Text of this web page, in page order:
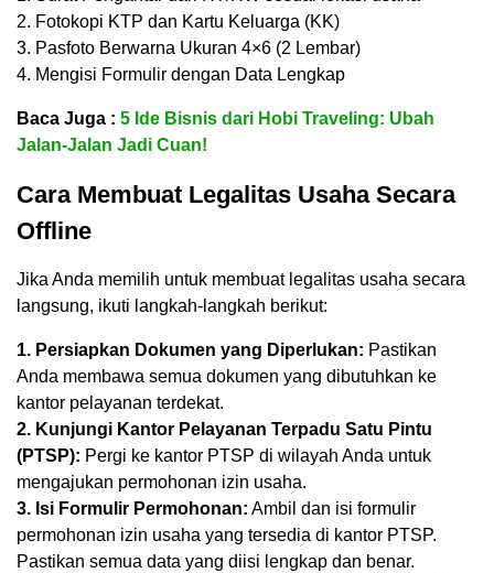
2. Fotokopi KTP dan Kartu Keluarga (KK)
3. Pasfoto Berwarna Ukuran 4×6 (2 Lembar)
4. Mengisi Formulir dengan Data Lengkap
Baca Juga : 5 Ide Bisnis dari Hobi Traveling: Ubah
Jalan-Jalan Jadi Cuan!
Cara Membuat Legalitas Usaha Secara
Offline
Jika Anda memilih untuk membuat legalitas usaha secara
langsung, ikuti langkah-langkah berikut:
1. Persiapkan Dokumen yang Diperlukan: Pastikan
Anda membawa semua dokumen yang dibutuhkan ke
kantor pelayanan terdekat.
2. Kunjungi Kantor Pelayanan Terpadu Satu Pintu
(PTSP): Pergi ke kantor PTSP di wilayah Anda untuk
mengajukan permohonan izin usaha.
3. Isi Formulir Permohonan: Ambil dan isi formulir
permohonan izin usaha yang tersedia di kantor PTSP.
Pastikan semua data yang diisi lengkap dan benar.